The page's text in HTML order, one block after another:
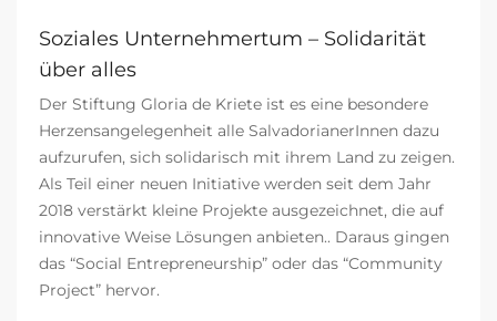
Soziales Unternehmertum – Solidarität
über alles
Der Stiftung Gloria de Kriete ist es eine besondere
Herzensangelegenheit alle SalvadorianerInnen dazu
aufzurufen, sich solidarisch mit ihrem Land zu zeigen.
Als Teil einer neuen Initiative werden seit dem Jahr
2018 verstärkt kleine Projekte ausgezeichnet, die auf
innovative Weise Lösungen anbieten.. Daraus gingen
das “Social Entrepreneurship” oder das “Community
Project” hervor.